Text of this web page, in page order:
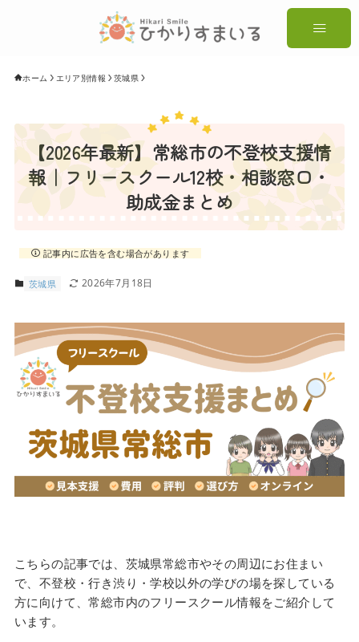
ホーム エリア別情報 茨城県
【2026年最新】常総市の不登校支援情
報｜フリースクール12校・相談窓口・
助成金まとめ
記事内に広告を含む場合があります
茨城県 2026年7月18日
こちらの記事では、茨城県常総市やその周辺にお住まい
で、不登校・行き渋り・学校以外の学びの場を探している
方に向けて、常総市内のフリースクール情報をご紹介して
います。